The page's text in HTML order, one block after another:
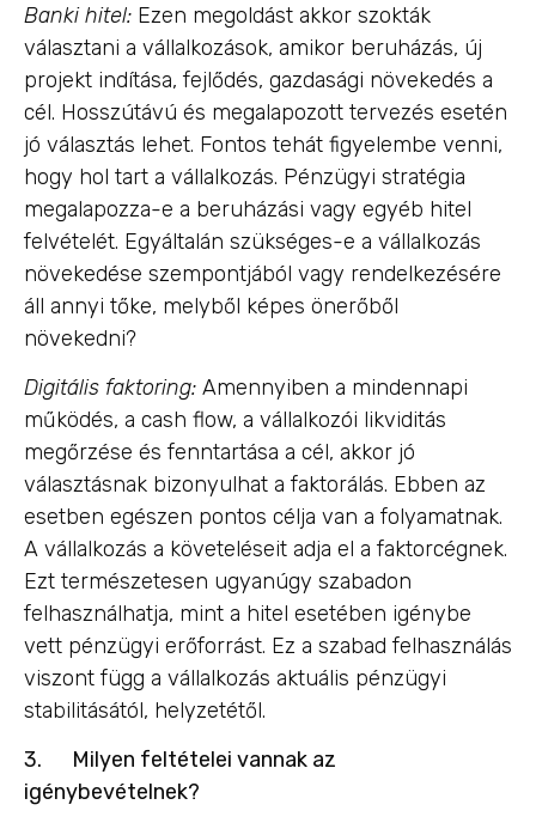
Banki hitel: Ezen megoldást akkor szokták
választani a vállalkozások, amikor beruházás, új
projekt indítása, fejlődés, gazdasági növekedés a
cél. Hosszútávú és megalapozott tervezés esetén
jó választás lehet. Fontos tehát figyelembe venni,
hogy hol tart a vállalkozás. Pénzügyi stratégia
megalapozza-e a beruházási vagy egyéb hitel
felvételét. Egyáltalán szükséges-e a vállalkozás
növekedése szempontjából vagy rendelkezésére
áll annyi tőke, melyből képes önerőből
növekedni?
Digitális faktoring: Amennyiben a mindennapi
működés, a cash flow, a vállalkozói likviditás
megőrzése és fenntartása a cél, akkor jó
választásnak bizonyulhat a faktorálás. Ebben az
esetben egészen pontos célja van a folyamatnak.
A vállalkozás a követeléseit adja el a faktorcégnek.
Ezt természetesen ugyanúgy szabadon
felhasználhatja, mint a hitel esetében igénybe
vett pénzügyi erőforrást. Ez a szabad felhasználás
viszont függ a vállalkozás aktuális pénzügyi
stabilitásától, helyzetétől.
3.
Milyen feltételei vannak az
igénybevételnek?